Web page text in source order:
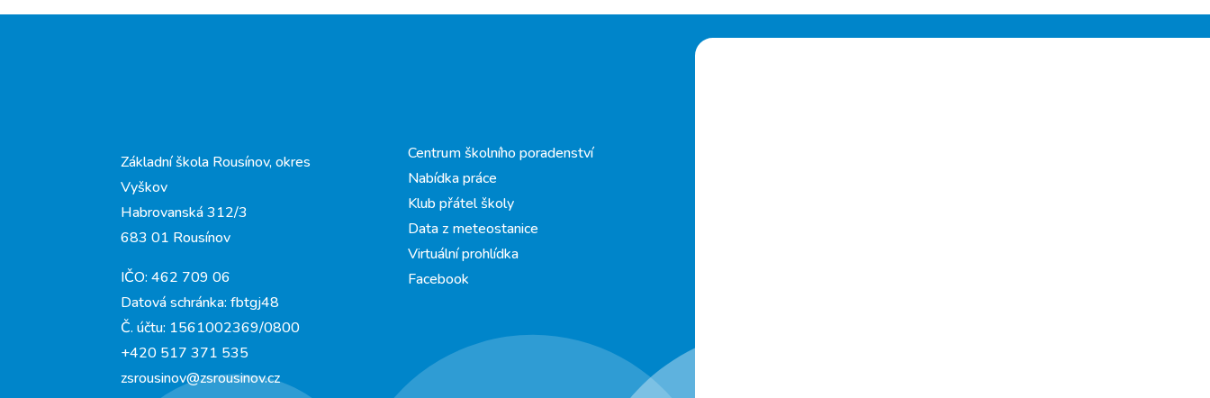
Základní škola Rousínov, okres
Vyškov
Habrovanská 312/3
683 01 Rousínov
IČO: 462 709 06
Datová schránka: fbtgj48
Č. účtu: 1561002369/0800
+420 517 371 535
zsrousinov@zsrousinov.cz
Centrum školního poradenství
Nabídka práce
Klub přátel školy
Data z meteostanice
Virtuální prohlídka
Facebook